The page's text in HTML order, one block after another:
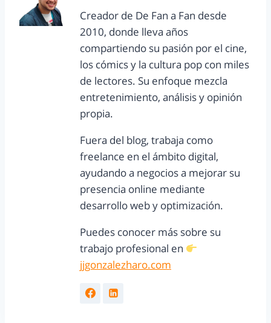
Creador de De Fan a Fan desde
2010, donde lleva años
compartiendo su pasión por el cine,
los cómics y la cultura pop con miles
de lectores. Su enfoque mezcla
entretenimiento, análisis y opinión
propia.
Fuera del blog, trabaja como
freelance en el ámbito digital,
ayudando a negocios a mejorar su
presencia online mediante
desarrollo web y optimización.
Puedes conocer más sobre su
trabajo profesional en
jjgonzalezharo.com